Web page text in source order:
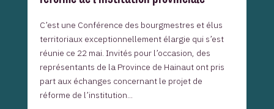
C’est une Conférence des bourgmestres et élus
territoriaux exceptionnellement élargie qui s’est
réunie ce 22 mai. Invités pour l’occasion, des
représentants de la Province de Hainaut ont pris
part aux échanges concernant le projet de
réforme de l’institution...